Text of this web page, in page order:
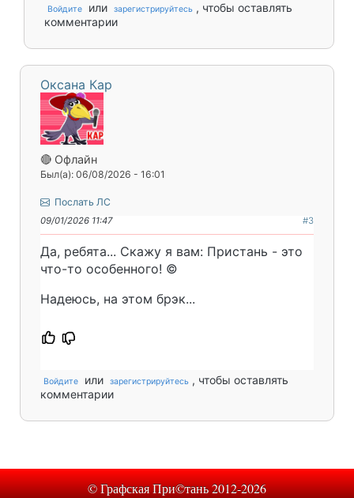
Войдите или зарегистрируйтесь , чтобы оставлять
комментарии
Оксана Кар
🔴 Офлайн
Был(а): 06/08/2026 - 16:01
Послать ЛС
09/01/2026 11:47 #3
Да, ребята... Скажу я вам: Пристань - это
что-то особенного! ©
Надеюсь, на этом брэк...
Войдите или зарегистрируйтесь , чтобы оставлять
комментарии
© Графская При©тань 2012-2026